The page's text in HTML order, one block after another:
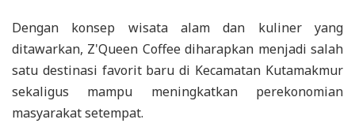
Dengan konsep wisata alam dan kuliner yang
ditawarkan, Z'Queen Coffee diharapkan menjadi salah
satu destinasi favorit baru di Kecamatan Kutamakmur
sekaligus mampu meningkatkan perekonomian
masyarakat setempat.